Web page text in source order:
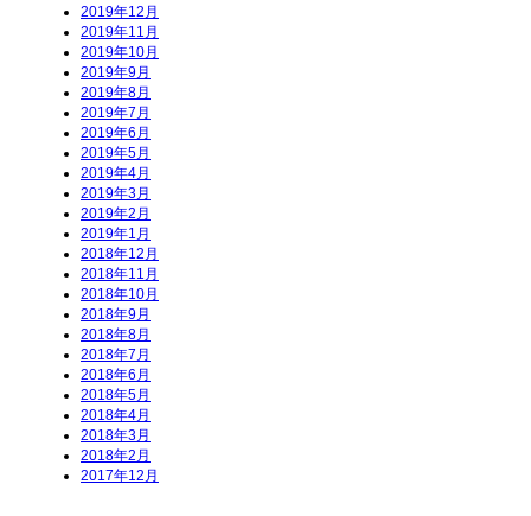
2019年12月
2019年11月
2019年10月
2019年9月
2019年8月
2019年7月
2019年6月
2019年5月
2019年4月
2019年3月
2019年2月
2019年1月
2018年12月
2018年11月
2018年10月
2018年9月
2018年8月
2018年7月
2018年6月
2018年5月
2018年4月
2018年3月
2018年2月
2017年12月